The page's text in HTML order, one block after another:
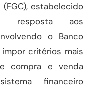
estabelecido
resposta aos
o Banco
impor critérios mais
compra e venda
financeiro